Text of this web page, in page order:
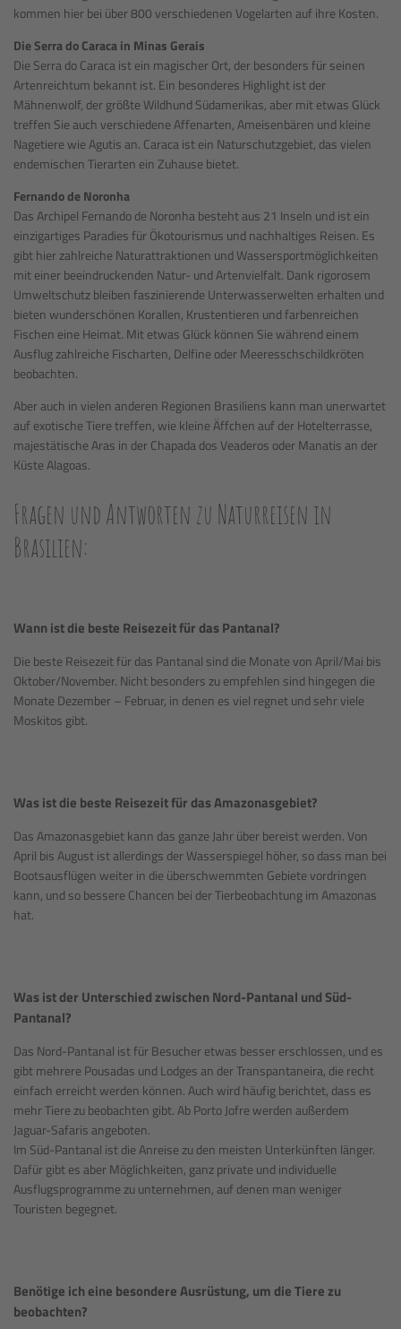
kommen hier bei über 800 verschiedenen Vogelarten auf ihre Kosten.
Die Serra do Caraca in Minas Gerais
Die Serra do Caraca ist ein magischer Ort, der besonders für seinen
Artenreichtum bekannt ist. Ein besonderes Highlight ist der
Mähnenwolf, der größte Wildhund Südamerikas, aber mit etwas Glück
treffen Sie auch verschiedene Affenarten, Ameisenbären und kleine
Nagetiere wie Agutis an. Caraca ist ein Naturschutzgebiet, das vielen
endemischen Tierarten ein Zuhause bietet.
Fernando de Noronha
Das Archipel Fernando de Noronha besteht aus 21 Inseln und ist ein
einzigartiges Paradies für Ökotourismus und nachhaltiges Reisen. Es
gibt hier zahlreiche Naturattraktionen und Wassersportmöglichkeiten
mit einer beeindruckenden Natur- und Artenvielfalt. Dank rigorosem
Umweltschutz bleiben faszinierende Unterwasserwelten erhalten und
bieten wunderschönen Korallen, Krustentieren und farbenreichen
Fischen eine Heimat. Mit etwas Glück können Sie während einem
Ausflug zahlreiche Fischarten, Delfine oder Meeresschschildkröten
beobachten.
Aber auch in vielen anderen Regionen Brasiliens kann man unerwartet
auf exotische Tiere treffen, wie kleine Äffchen auf der Hotelterrasse,
majestätische Aras in der Chapada dos Veaderos oder Manatis an der
Küste Alagoas.
Fragen und Antworten zu Naturreisen in
Brasilien:
Wann ist die beste Reisezeit für das Pantanal?
Die beste Reisezeit für das Pantanal sind die Monate von April/Mai bis
Oktober/November. Nicht besonders zu empfehlen sind hingegen die
Monate Dezember – Februar, in denen es viel regnet und sehr viele
Moskitos gibt.
Was ist die beste Reisezeit für das Amazonasgebiet?
Das Amazonasgebiet kann das ganze Jahr über bereist werden. Von
April bis August ist allerdings der Wasserspiegel höher, so dass man bei
Bootsausflügen weiter in die überschwemmten Gebiete vordringen
kann, und so bessere Chancen bei der Tierbeobachtung im Amazonas
hat.
Was ist der Unterschied zwischen Nord-Pantanal und Süd-
Pantanal?
Das Nord-Pantanal ist für Besucher etwas besser erschlossen, und es
gibt mehrere Pousadas und Lodges an der Transpantaneira, die recht
einfach erreicht werden können. Auch wird häufig berichtet, dass es
mehr Tiere zu beobachten gibt. Ab Porto Jofre werden außerdem
Jaguar-Safaris angeboten.
Im Süd-Pantanal ist die Anreise zu den meisten Unterkünften länger.
Dafür gibt es aber Möglichkeiten, ganz private und individuelle
Ausflugsprogramme zu unternehmen, auf denen man weniger
Touristen begegnet.
Benötige ich eine besondere Ausrüstung, um die Tiere zu
beobachten?